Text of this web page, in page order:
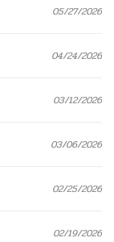
05/27/2026
04/24/2026
03/12/2026
03/06/2026
02/25/2026
02/19/2026